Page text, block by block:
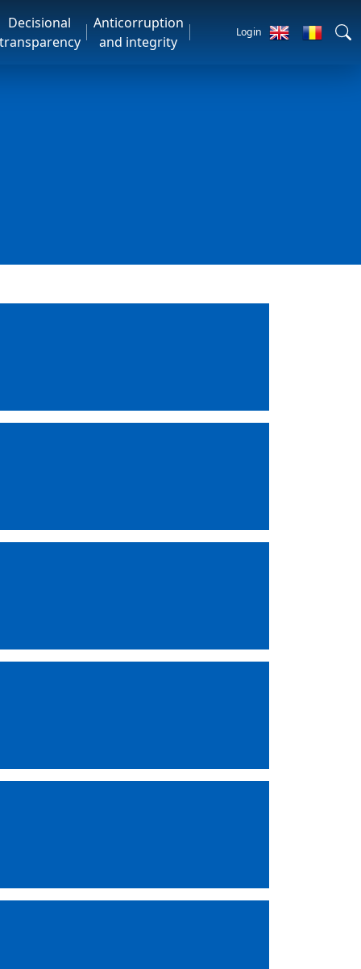
Decisional
transparency
Anticorruption
and integrity
Login